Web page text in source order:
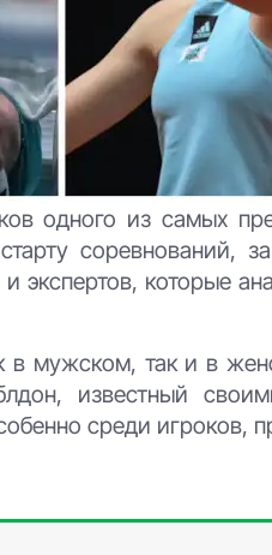
одного из самых
соревнований,
экспертов, которые
мужском, так и в
известный
среди игроков,